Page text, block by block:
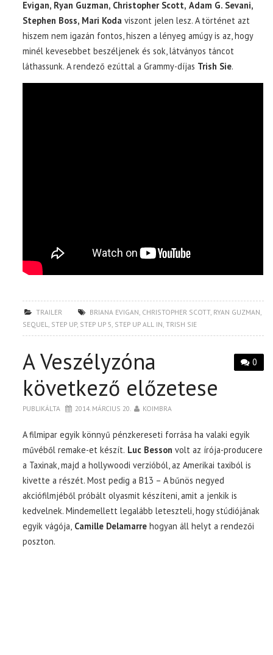
Evigan, Ryan Guzman, Christopher Scott, Adam G. Sevani,
Stephen Boss, Mari Koda viszont jelen lesz. A történet azt
hiszem nem igazán fontos, hiszen a lényeg amúgy is az, hogy
minél kevesebbet beszéljenek és sok, látványos táncot
láthassunk. A rendező ezúttal a Grammy-díjas Trish Sie.
TRAILER BRIANA EVIGAN CHRISTOPHER SCOTT, RYAN GUZMAN
SEQUEL
STEP UP, STEP UP 5 STEP UP ALL IN ,TRISH SIE
0
A Veszélyzóna
következő előzetese
PUBLIKÁLTA 2014. MÁRCIUS 20. KOIMBRA
A filmipar egyik könnyű pénzkereseti forrása ha valaki egyik
művéből remake-et készít. Luc Besson volt az írója-producere
a Taxinak, majd a hollywoodi verzióból, az Amerikai taxiból is
kivette a részét. Most pedig a B13 – A bűnös negyed
akciófilmjéből próbált olyasmit készíteni, amit a jenkik is
kedvelnek. Mindemellett legalább leteszteli, hogy stúdiójának
egyik vágója, Camille Delamarre hogyan áll helyt a rendezői
poszton.